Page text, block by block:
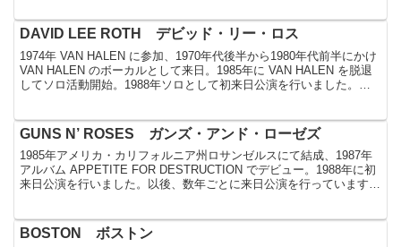
DAVID LEE ROTH デビッド・リー・ロス
1974年 VAN HALEN に参加、1970年代後半から1980年代前半にかけ
VAN HALEN のボーカルとして来日。1985年に VAN HALEN を脱退
してソロ活動開始。1988年ソロとして初来日公演を行いました。
GUNS N’ ROSES ガンズ・アンド・ローゼズ
1985年アメリカ・カリフォルニア州ロサンゼルスにて結成、1987年
アルバム APPETITE FOR DESTRUCTION でデビュー。1988年に初
来日公演を行いました。以後、数年ごとに来日公演を行っています。
BOSTON ボストン